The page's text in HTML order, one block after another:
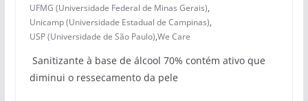
UFMG (Universidade Federal de Minas Gerais),
Unicamp (Universidade Estadual de Campinas),
USP (Universidade de São Paulo),We Care
Sanitizante à base de álcool 70% contém ativo que
diminui o ressecamento da pele